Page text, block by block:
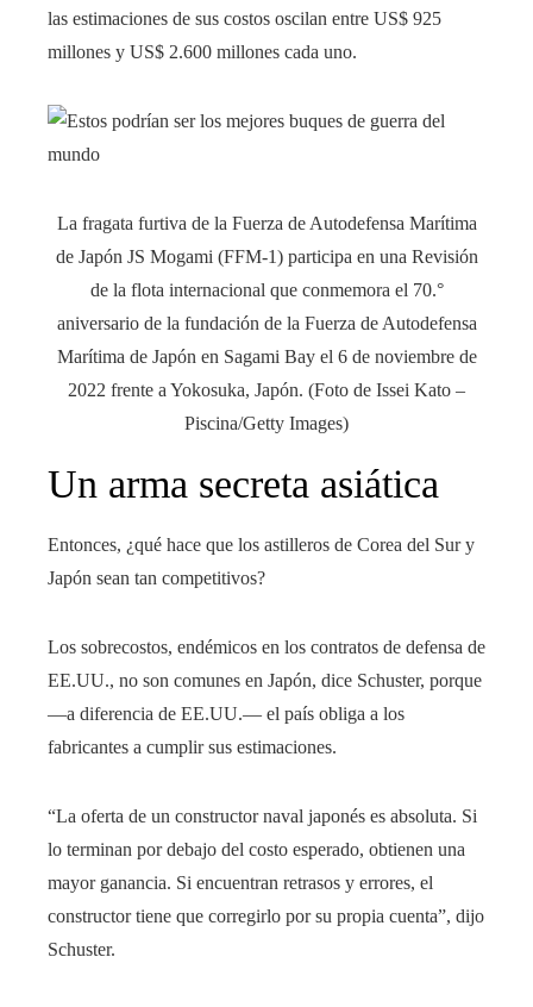
las estimaciones de sus costos oscilan entre US$ 925
millones y US$ 2.600 millones cada uno.
La fragata furtiva de la Fuerza de Autodefensa Marítima
de Japón JS Mogami (FFM-1) participa en una Revisión
de la flota internacional que conmemora el 70.°
aniversario de la fundación de la Fuerza de Autodefensa
Marítima de Japón en Sagami Bay el 6 de noviembre de
2022 frente a Yokosuka, Japón. (Foto de Issei Kato –
Piscina/Getty Images)
Un arma secreta asiática
Entonces, ¿qué hace que los astilleros de Corea del Sur y
Japón sean tan competitivos?
Los sobrecostos, endémicos en los contratos de defensa de
EE.UU., no son comunes en Japón, dice Schuster, porque
—a diferencia de EE.UU.— el país obliga a los
fabricantes a cumplir sus estimaciones.
“La oferta de un constructor naval japonés es absoluta. Si
lo terminan por debajo del costo esperado, obtienen una
mayor ganancia. Si encuentran retrasos y errores, el
constructor tiene que corregirlo por su propia cuenta”, dijo
Schuster.